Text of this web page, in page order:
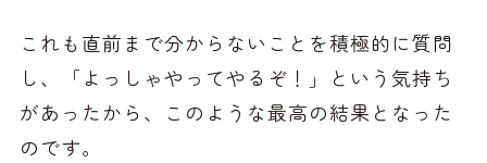
これも直前まで分からないことを積極的に質問
し、「よっしゃやってやるぞ！」という気持ち
があったから、このような最高の結果となった
のです。